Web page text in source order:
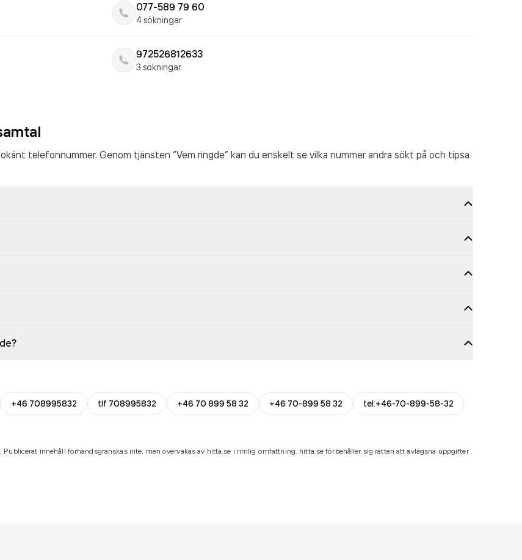
077-589 79 60
4 sökningar
972526812633
3 sökningar
telefonnummer. Genom tjänsten “Vem ringde” kan du enskelt se vilka nummer andra sökt på och tipsa
+46 708995832 tlf 708995832 +46 70 899 58 32 +46 70-899 58 32
tel:+46-70-899-58-32
innehåll förhandsgranskas inte, men övervakas av hitta.se i rimlig omfattning. hitta.se förbehåller sig rätten att avlägsna uppgifter